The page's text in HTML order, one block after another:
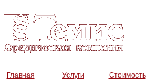
Главная
Услуги Стоимость